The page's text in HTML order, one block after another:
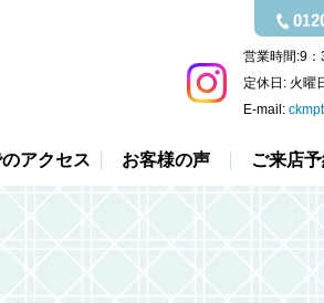
営業時間:9：
定休日: 火曜
E-mail:
アクセス お客様の声 ご来店